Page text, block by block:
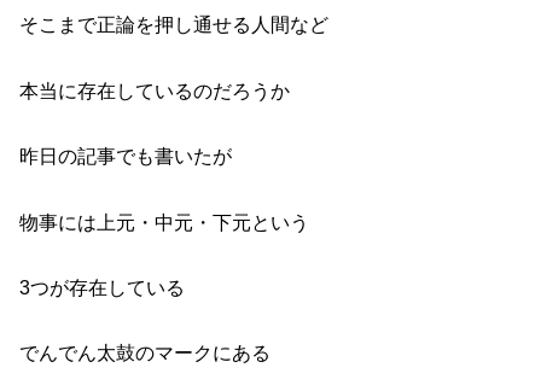
そこまで正論を押し通せる人間など
本当に存在しているのだろうか
昨日の記事でも書いたが
物事には上元・中元・下元という
3つが存在している
でんでん太鼓のマークにある